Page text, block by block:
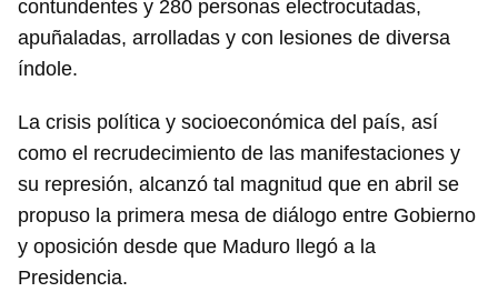
Guardar como favorito
Para poder guardar como favorito, primero has de
iniciar sesión con tu cuenta de 14ymedio.
contundentes y 280 personas electrocutadas,
apuñaladas, arrolladas y con lesiones de diversa
índole.
La crisis política y socioeconómica del país, así
como el recrudecimiento de las manifestaciones y
su represión, alcanzó tal magnitud que en abril se
propuso la primera mesa de diálogo entre Gobierno
y oposición desde que Maduro llegó a la
Presidencia.